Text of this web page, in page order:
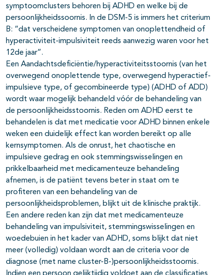
symptoomclusters behoren bij ADHD en welke bij de
persoonlijkheidssoornis. In de DSM-5 is immers het criterium
B: “dat verscheidene symptomen van onoplettendheid of
hyperactiviteit-impulsiviteit reeds aanwezig waren voor het
12de jaar”.
Een Aandachtsdeficiëntie/hyperactiviteitsstoornis (van het
overwegend onoplettende type, overwegend hyperactief-
impulsieve type, of gecombineerde type) (ADHD of ADD)
wordt waar mogelijk behandeld vóór de behandeling van
de persoonlijkheidsstoornis. Reden om ADHD eerst te
behandelen is dat met medicatie voor ADHD binnen enkele
weken een duidelijk effect kan worden bereikt op alle
kernsymptomen. Als de onrust, het chaotische en
impulsieve gedrag en ook stemmingswisselingen en
prikkelbaarheid met medicamenteuze behandeling
afnemen, is de patiënt tevens beter in staat om te
profiteren van een behandeling van de
persoonlijkheidsproblemen, blijkt uit de klinische praktijk.
Een andere reden kan zijn dat met medicamenteuze
behandeling van impulsiviteit, stemmingswisselingen en
woedebuien in het kader van ADHD, soms blijkt dat niet
meer (volledig) voldaan wordt aan de criteria voor de
diagnose (met name cluster-B-)persoonlijkheidsstoornis.